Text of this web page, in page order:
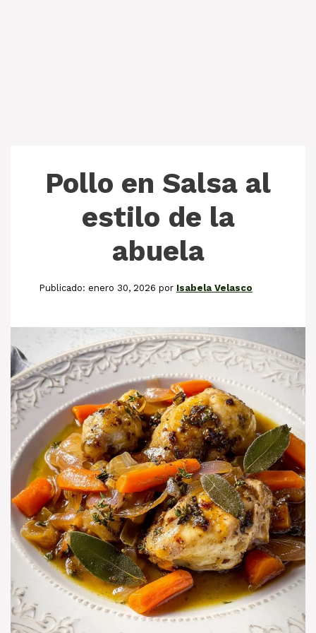
Pollo en Salsa al
estilo de la
abuela
enero 30, 2026 por Isabela Velasco